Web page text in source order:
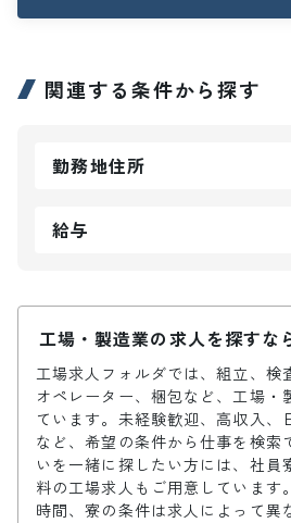
関連する条件から探す
勤務地住所
給与
工場・製造業の求人を探すな
工場求人フォルダでは、組立、検
オペレーター、梱包など、工場・
ています。未経験歓迎、高収入、
など、希望の条件から仕事を検索
いを一緒に探したい方には、社員
料の工場求人もご用意しています
時間、寮の条件は求人によって異